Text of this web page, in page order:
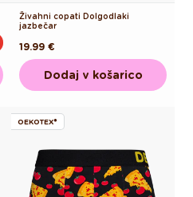
Živahni copati Dolgodlaki
jazbečar
Redna
cena
19.99 €
Dodaj v košarico
OEKOTEX®